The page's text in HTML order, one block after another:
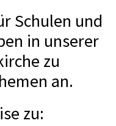
Schulen und
in unserer
zu
an.
zu: